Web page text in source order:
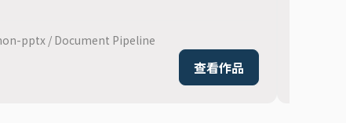
pptx / Document Pipeline
查看作品